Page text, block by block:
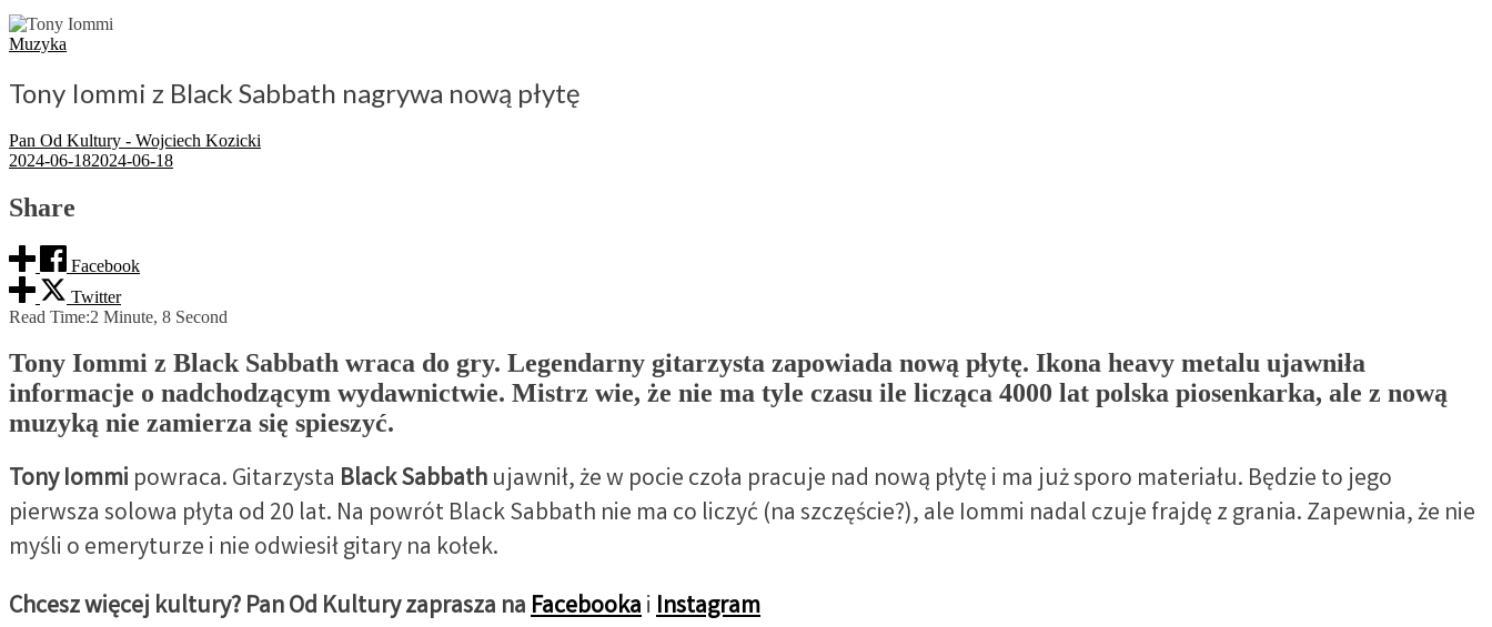
Muzyka
Tony Iommi z Black Sabbath nagrywa nową płytę
Pan Od Kultury - Wojciech Kozicki
2024-06-182024-06-18
Share
Facebook
Twitter
Read Time:2 Minute, 8 Second
Tony Iommi z Black Sabbath wraca do gry. Legendarny gitarzysta zapowiada nową płytę. Ikona heavy metalu ujawniła
informacje o nadchodzącym wydawnictwie. Mistrz wie, że nie ma tyle czasu ile licząca 4000 lat polska piosenkarka, ale z nową
muzyką nie zamierza się spieszyć.
Tony Iommi powraca. Gitarzysta Black Sabbathujawnił, że w pocie czoła pracuje nad nową płytę i ma już sporo materiału. Będzie to jego
pierwsza solowa płyta od 20 lat. Na powrót Black Sabbath nie ma co liczyć (na szczęście?), ale Iommi nadal czuje frajdę z grania. Zapewnia, że nie
myśli o emeryturze i nie odwiesił gitary na kołek.
Chcesz więcej kultury? Pan Od Kultury zaprasza naFacebookaiInstagram